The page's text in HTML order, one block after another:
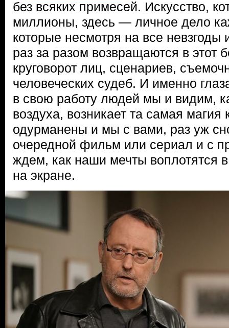
без всяких примесей. Искусство,
миллионы, здесь — личное дело
которые несмотря на все
раз за разом возвращаются в этот
круговорот лиц, сценариев,
человеческих судеб. И именно
в свою работу людей мы и видим,
воздуха, возникает та самая магия
одурманены и мы с вами, раз уж
очередной фильм или сериал и с
ждем, как наши мечты воплотятся
на экране.